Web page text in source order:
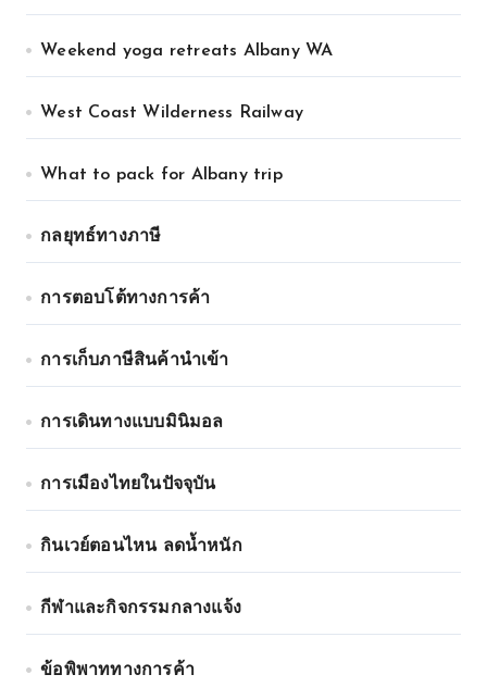
Weekend yoga retreats Albany WA
West Coast Wilderness Railway
What to pack for Albany trip
กลยุทธ์ทางภาษี
การตอบโต้ทางการค้า
การเก็บภาษีสินค้านำเข้า
การเดินทางแบบมินิมอล
การเมืองไทยในปัจจุบัน
กินเวย์ตอนไหน ลดน้ำหนัก
กีฬาและกิจกรรมกลางแจ้ง
ข้อพิพาททางการค้า